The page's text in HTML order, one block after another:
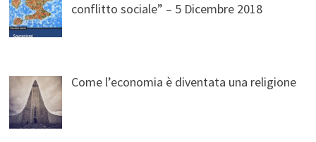
conflitto sociale” – 5 Dicembre 2018
Come l’economia è diventata una religione